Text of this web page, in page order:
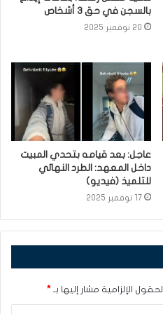
بالسجن في حق 3 أشخاص
20 نوفمبر 2025
عاجل: بعد قيامه بتحدي المبيت
داخل المعهد: الطرد النهائي
للتلميذ (فيديو)
17 نوفمبر 2025
الحقول الإلزامية مشار إليها بـ *